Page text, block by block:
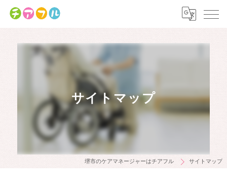
サイトマップ
堺市のケアマネージャーはチアフル サイトマップ